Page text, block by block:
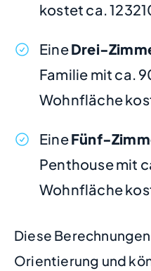
kostet ca.
EineDrei-
Familie mit ca.
Wohnfläche
EineFünf-
Penthouse mit
Wohnfläche
Diese
Orientierung und